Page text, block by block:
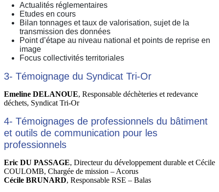
Actualités réglementaires
Etudes en cours
Bilan tonnages et taux de valorisation, sujet de la
transmission des données
Point d’étape au niveau national et points de reprise en
image
Focus collectivités territoriales
3- Témoignage du Syndicat Tri-Or
Emeline DELANOUE, Responsable déchèteries et redevance
déchets, Syndicat Tri-Or
4- Témoignages de professionnels du bâtiment
et outils de communication pour les
professionnels
Eric DU PASSAGE, Directeur du développement durable et Cécile
COULOMB, Chargée de mission – Acorus
Cécile BRUNARD, Responsable RSE – Balas